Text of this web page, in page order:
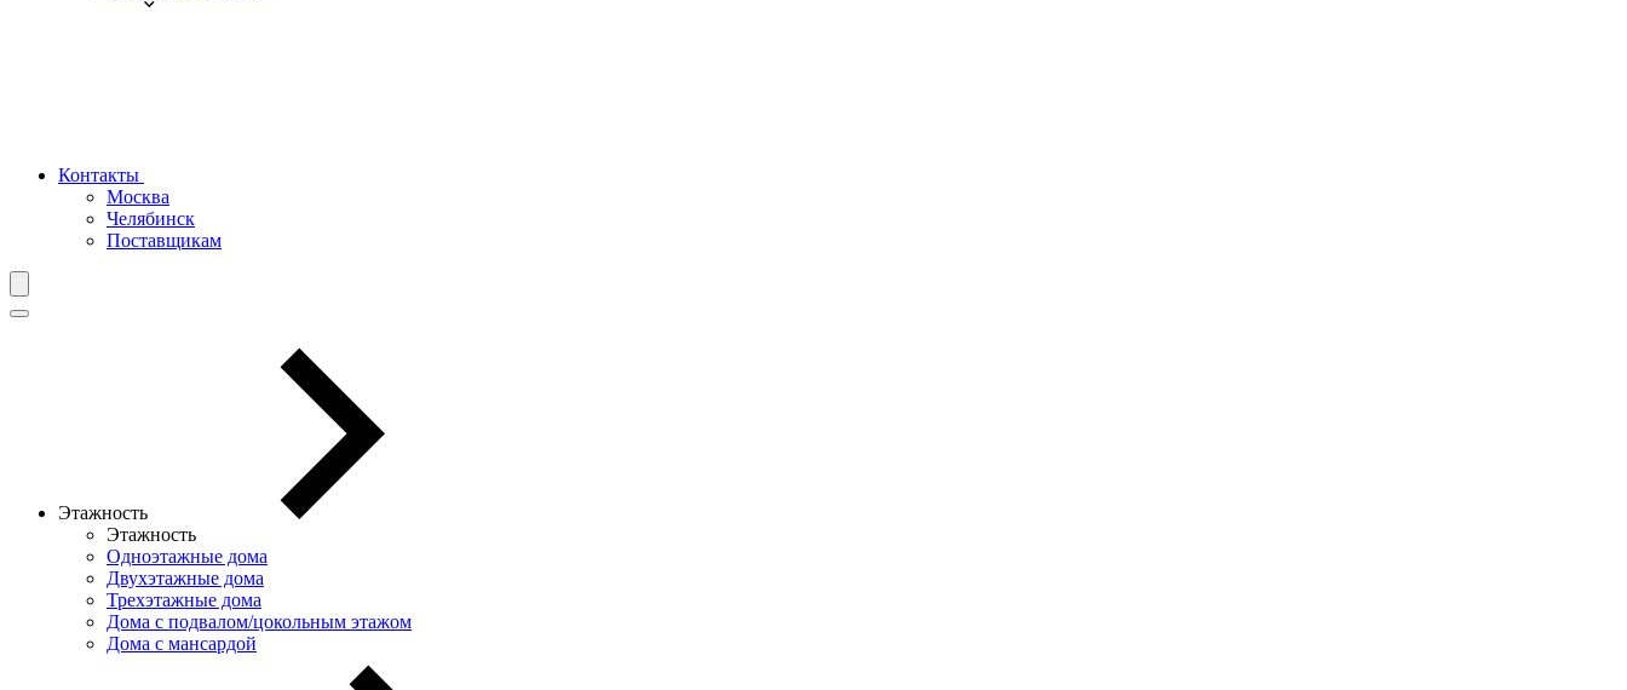
Контакты
Москва
Челябинск
Поставщикам
Этажность
Этажность
Одноэтажные дома
Двухэтажные дома
Трехэтажные дома
Дома с подвалом/цокольным этажом
Дома с мансардой